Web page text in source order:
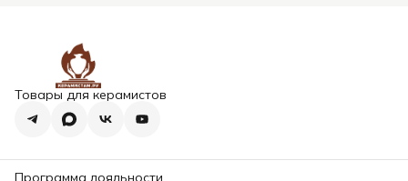
Товары для керамистов
Программа лояльности